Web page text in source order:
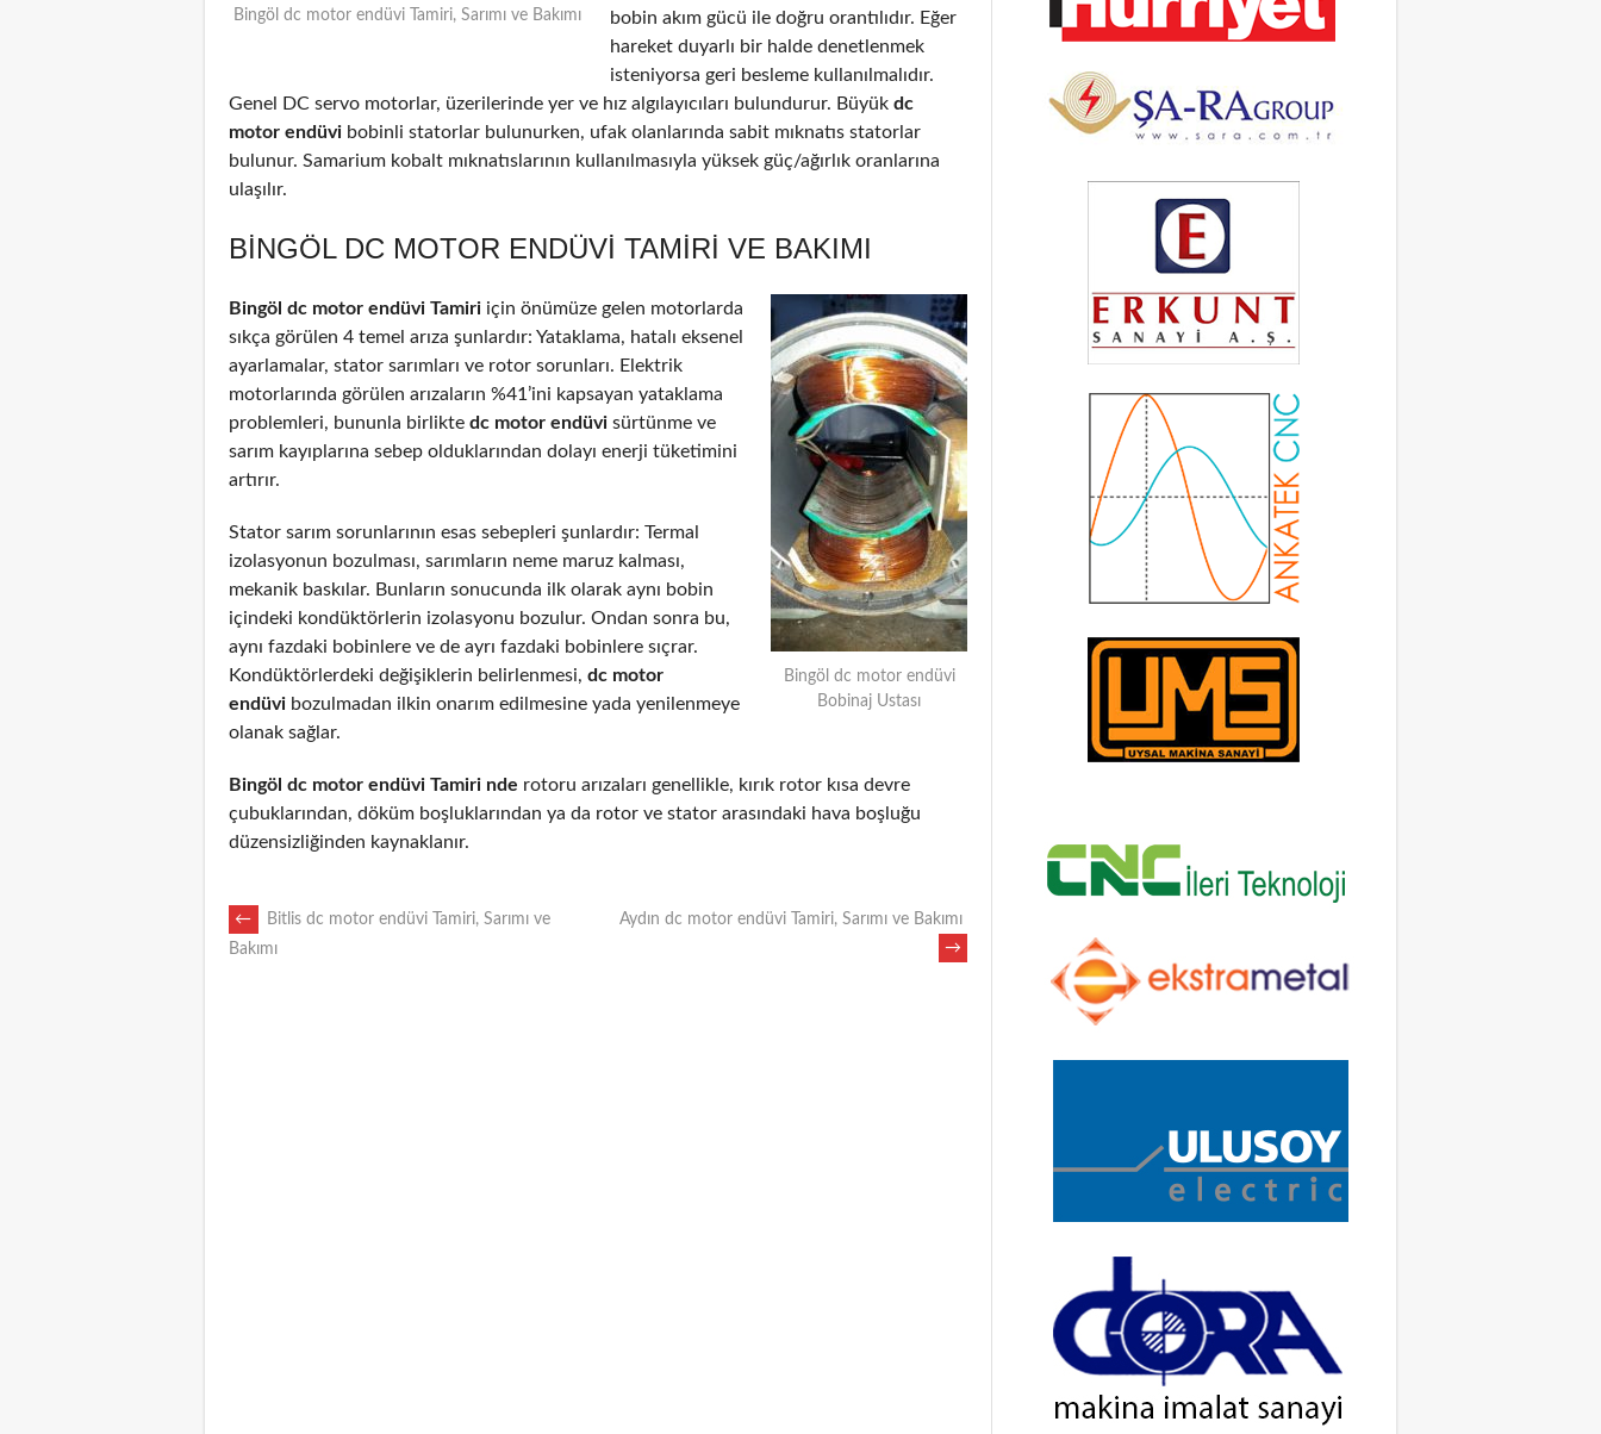
Bingöl dc motor endüvi Tamiri, Sarımı ve Bakımı
bobin akım gücü ile doğru orantılıdır. Eğer
hareket duyarlı bir halde denetlenmek
isteniyorsa geri besleme kullanılmalıdır.
Genel DC servo motorlar, üzerilerinde yer ve hız algılayıcıları bulundurur. Büyük dc
motor endüvi bobinli statorlar bulunurken, ufak olanlarında sabit mıknatıs statorlar
bulunur. Samarium kobalt mıknatıslarının kullanılmasıyla yüksek güç/ağırlık oranlarına
ulaşılır.
BINGÖL DC MOTOR ENDÜVI TAMIRI VE BAKIMI
Bingöl dc motor endüvi
Bobinaj Ustası
Bingöl dc motor endüvi Tamiri için önümüze gelen motorlarda
sıkça görülen 4 temel arıza şunlardır: Yataklama, hatalı eksenel
ayarlamalar, stator sarımları ve rotor sorunları. Elektrik
motorlarında görülen arızaların %41’ini kapsayan yataklama
problemleri, bununla birlikte dc motor endüvi sürtünme ve
sarım kayıplarına sebep olduklarından dolayı enerji tüketimini
artırır.
Stator sarım sorunlarının esas sebepleri şunlardır: Termal
izolasyonun bozulması, sarımların neme maruz kalması,
mekanik baskılar. Bunların sonucunda ilk olarak aynı bobin
içindeki kondüktörlerin izolasyonu bozulur. Ondan sonra bu,
aynı fazdaki bobinlere ve de ayrı fazdaki bobinlere sıçrar.
Kondüktörlerdeki değişiklerin belirlenmesi, dc motor
endüvi bozulmadan ilkin onarım edilmesine yada yenilenmeye
olanak sağlar.
Bingöl dc motor endüvi Tamiri nde rotoru arızaları genellikle, kırık rotor kısa devre
çubuklarından, döküm boşluklarından ya da rotor ve stator arasındaki hava boşluğu
düzensizliğinden kaynaklanır.
POST
←
Bitlis dc motor endüvi Tamiri, Sarımı ve
Bakımı
Aydın dc motor endüvi Tamiri, Sarımı ve Bakımı
→